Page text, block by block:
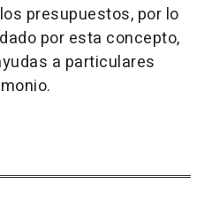
presupuestos, por lo
por esta concepto,
a particulares